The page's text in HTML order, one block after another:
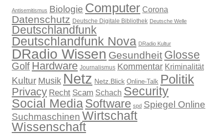
Antisemitismus Biologie Computer Corona
Datenschutz Deutsche Digitale Bibliothek Deutsche Welle
Deutschlandfunk
Deutschlandfunk Nova DRadio Kultur
DRadio Wissen Gesundheit Glosse
Golf Hardware Journalismus Kommentar Kriminalität
Kultur Musik Netz Netz.Blick Online-Talk Politik
Privacy Recht Scam Schach Security
Social MediaSoftware spd Spiegel Online
Suchmaschinen Wirtschaft
Wissenschaft